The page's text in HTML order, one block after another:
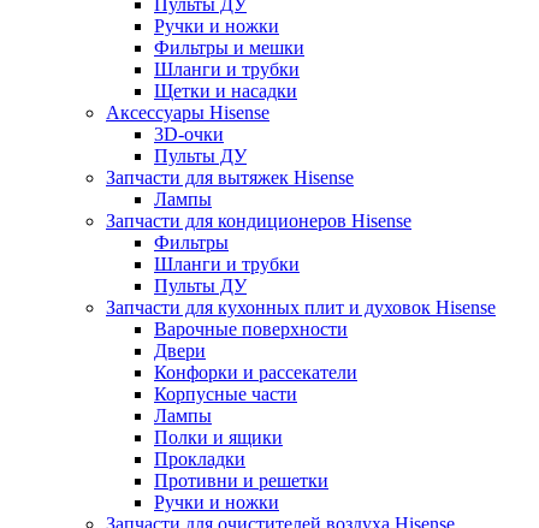
Пульты ДУ
Ручки и ножки
Фильтры и мешки
Шланги и трубки
Щетки и насадки
Аксессуары Hisense
3D-очки
Пульты ДУ
Запчасти для вытяжек Hisense
Лампы
Запчасти для кондиционеров Hisense
Фильтры
Шланги и трубки
Пульты ДУ
Запчасти для кухонных плит и духовок Hisense
Варочные поверхности
Двери
Конфорки и рассекатели
Корпусные части
Лампы
Полки и ящики
Прокладки
Противни и решетки
Ручки и ножки
Запчасти для очистителей воздуха Hisense